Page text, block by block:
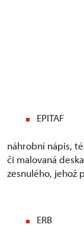
EPITAF
náhrobní nápis,
či malovaná
zesnulého, jehož
ERB